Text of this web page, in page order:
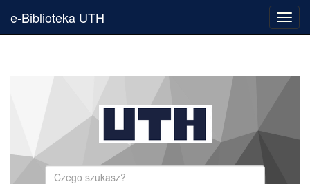
e-Biblioteka UTH